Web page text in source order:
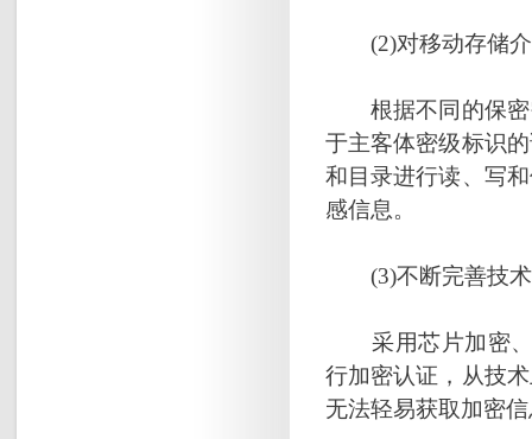
(2)对移动存储介
根据不同的保密
于主客体密级标识
和目录进行读、写
感信息。
(3)不断完善技术
采用芯片加密、
行加密认证，从技
无法轻易获取加密